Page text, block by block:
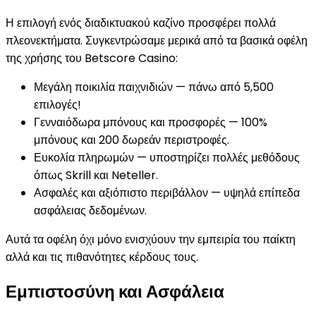
Η επιλογή ενός διαδικτυακού καζίνο προσφέρει πολλά
πλεονεκτήματα. Συγκεντρώσαμε μερικά από τα βασικά οφέλη
της χρήσης του Betscore Casino:
Μεγάλη ποικιλία παιχνιδιών — πάνω από 5,500
επιλογές!
Γενναιόδωρα μπόνους και προσφορές — 100%
μπόνους και 200 δωρεάν περιστροφές.
Ευκολία πληρωμών — υποστηρίζει πολλές μεθόδους
όπως Skrill και Neteller.
Ασφαλές και αξιόπιστο περιβάλλον — υψηλά επίπεδα
ασφάλειας δεδομένων.
Αυτά τα οφέλη όχι μόνο ενισχύουν την εμπειρία του παίκτη
αλλά και τις πιθανότητες κέρδους τους.
Εμπιστοσύνη και Ασφάλεια